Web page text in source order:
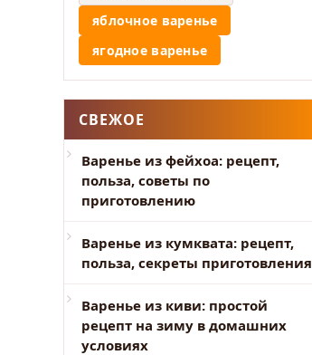
яблочное варенье
ягодное варенье
СВЕЖОЕ
Варенье из фейхоа: рецепт,
польза, советы по
приготовлению
Варенье из кумквата: рецепт,
польза, секреты приготовления
Варенье из киви: простой
рецепт на зиму в домашних
условиях